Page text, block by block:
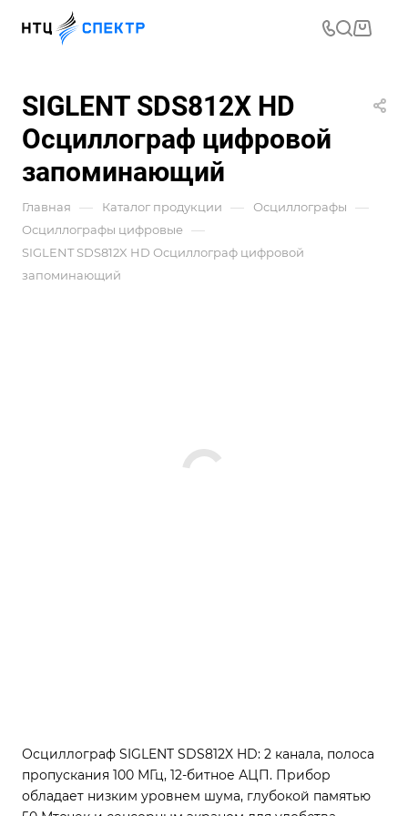
SIGLENT SDS812X HD
Осциллограф цифровой
запоминающий
Главная — Каталог продукции — Осциллографы —
Осциллографы цифровые —
SIGLENT SDS812X HD Осциллограф цифровой
запоминающий
Осциллограф SIGLENT SDS812X HD: 2 канала, полоса
пропускания 100 МГц, 12-битное АЦП. Прибор
обладает низким уровнем шума, глубокой памятью